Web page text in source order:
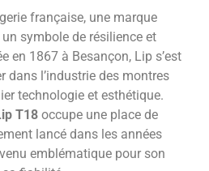
française, une marque
symbole de résilience et
en 1867 à Besançon, Lip s’est
dans l’industrie des montres
technologie et esthétique.
T18 occupe une place de
lancé dans les années
emblématique pour son